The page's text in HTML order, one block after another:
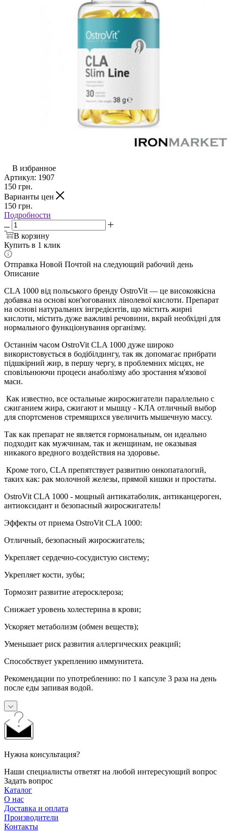
В избранное
Артикул: 1907
150 грн.
Варианты цен
150 грн.
Подробности
В корзину
Купить в 1 клик
Отправка Новой Почтой на следующий рабочий день
Описание
CLA 1000 від польського бренду OstroVit — це високоякісна
добавка на основі кон'югованих лінолевої кислоти. Препарат
на основі натуральних інгредієнтів, що містить жирні
кислоти, містить дуже важливі речовини, вкрай необхідні для
нормального функціонування організму.
Останнім часом OstroVit CLA 1000 дуже широко
використовується в бодібілдингу, так як допомагає прибрати
підшкірний жир, в першу чергу, в проблемних місцях, не
сповільнюючи процеси анаболізму або зростання м'язової
маси.
Как известно, все остальные жиросжигатели параллельно с
сжиганием жира, сжигают и мышцу - КЛА отличный выбор
для спортсменов стремящихся увеличить мышечную массу.
Так как препарат не является гормональным, он идеально
подходит как мужчинам, так и женщинам, не оказывая
никакого вредного воздействия на здоровье.
Кроме того, CLA препятствует развитию онкопаталогий,
таких как: рак молочной железы, прямой кишки и простаты.
OstroVit CLA 1000 - мощный антикатаболик, антиканцероген,
антиоксидант и безопасный жиросжигатель!
Эффекты от приема OstroVit CLA 1000:
Отличный, безопасный жиросжигатель;
Укрепляет сердечно-сосудистую систему;
Укрепляет кости, зубы;
Тормозит развитие атеросклероза;
Снижает уровень холестерина в крови;
Ускоряет метаболизм (обмен веществ);
Уменьшает риск развития аллергических реакций;
Способствует укреплению иммунитета.
Рекомендации по употреблению: по 1 капсуле 3 раза на день
после еды запивая водой.
Нужна консультация?
Наши специалисты ответят на любой интересующий вопрос
Задать вопрос
Каталог
О нас
Доставка и оплата
Производители
Контакты